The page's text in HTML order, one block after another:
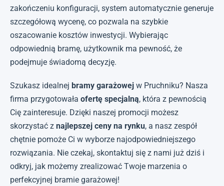
zakończeniu konfiguracji, system automatycznie generuje
szczegółową wycenę, co pozwala na szybkie
oszacowanie kosztów inwestycji. Wybierając
odpowiednią bramę, użytkownik ma pewność, że
podejmuje świadomą decyzję.
Szukasz idealnej bramy garażowej w Pruchniku? Nasza
firma przygotowała ofertę specjalną, która z pewnością
Cię zainteresuje. Dzięki naszej promocji możesz
skorzystać z najlepszej ceny na rynku, a nasz zespół
chętnie pomoże Ci w wyborze najodpowiedniejszego
rozwiązania. Nie czekaj, skontaktuj się z nami już dziś i
odkryj, jak możemy zrealizować Twoje marzenia o
perfekcyjnej bramie garażowej!